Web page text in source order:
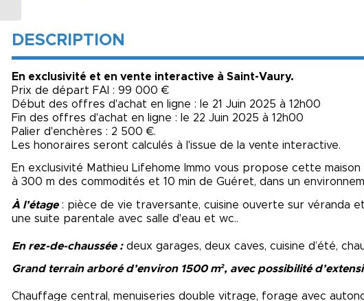
DESCRIPTION
En exclusivité et en vente interactive à Saint-Vaury.
Prix de départ FAI : 99 000 €
Début des offres d'achat en ligne : le 21 Juin 2025 à 12h00
Fin des offres d'achat en ligne : le 22 Juin 2025 à 12h00
Palier d'enchères : 2 500 €.
Les honoraires seront calculés à l'issue de la vente interactive.
En exclusivité Mathieu Lifehome Immo vous propose cette
à 300 m des commodités et 10 min de Guéret, dans un
À l’étage: pièce de vie traversante, cuisine ouverte sur véranda
une suite parentale avec salle d'eau et wc..
En rez-de-chaussée :deux garages, deux caves, cuisine d’été,
Grand terrain arboré d’environ 1500 m², avec possibilité
Chauffage central, menuiseries double vitrage, forage avec